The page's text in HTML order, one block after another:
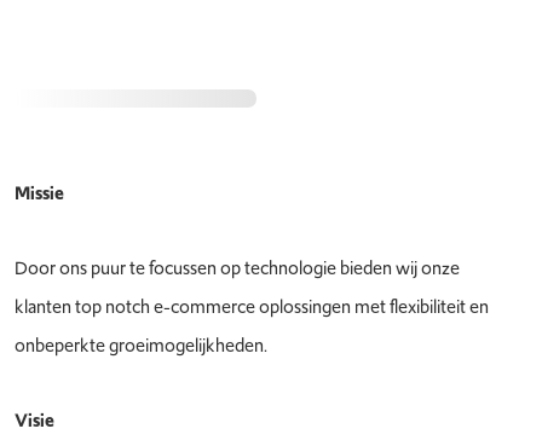
Missie
Door ons puur te focussen op technologie bieden wij onze
klanten top notch e-commerce oplossingen met flexibiliteit en
onbeperkte groeimogelijkheden.
Visie